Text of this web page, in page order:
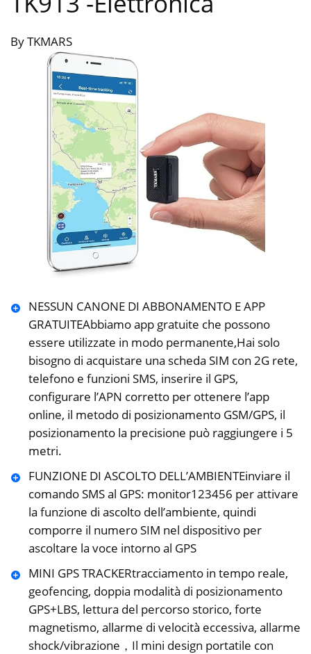
By TKMARS
NESSUN CANONE DI ABBONAMENTO E APP
GRATUITEAbbiamo app gratuite che possono
essere utilizzate in modo permanente,Hai solo
bisogno di acquistare una scheda SIM con 2G rete,
telefono e funzioni SMS, inserire il GPS,
configurare l’APN corretto per ottenere l’app
online, il metodo di posizionamento GSM/GPS, il
posizionamento la precisione può raggiungere i 5
metri.
FUNZIONE DI ASCOLTO DELL’AMBIENTEinviare il
comando SMS al GPS: monitor123456 per attivare
la funzione di ascolto dell’ambiente, quindi
comporre il numero SIM nel dispositivo per
ascoltare la voce intorno al GPS
MINI GPS TRACKERtracciamento in tempo reale,
geofencing, doppia modalità di posizionamento
GPS+LBS, lettura del percorso storico, forte
magnetismo, allarme di velocità eccessiva, allarme
shock/vibrazione，Il mini design portatile con